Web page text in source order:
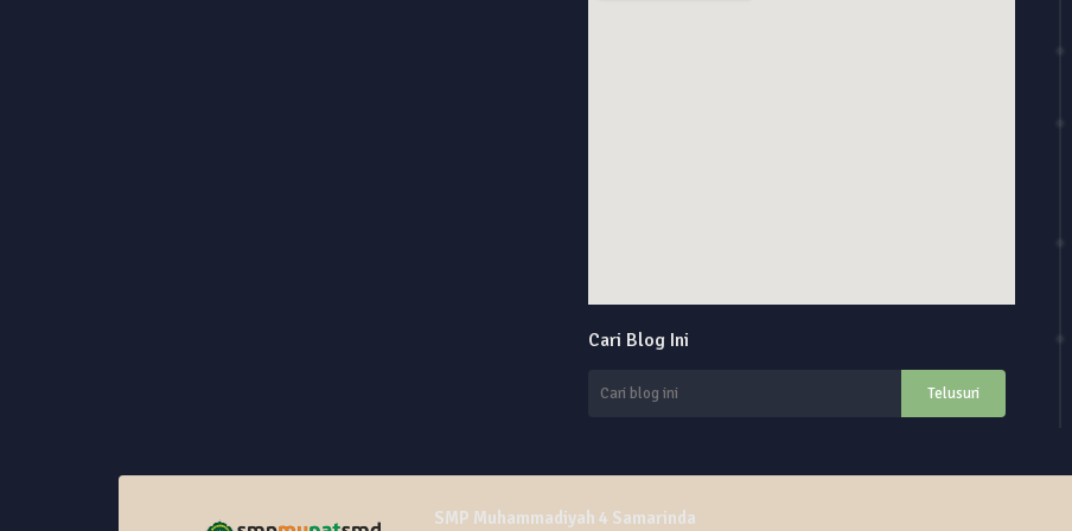
custom google maps embed
Cari Blog Ini
SMP Muhammadiyah 4 Samarinda